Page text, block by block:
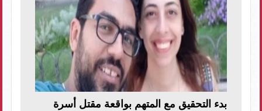
بدء التحقيق مع المتهم بواقعة مقتل أسرة